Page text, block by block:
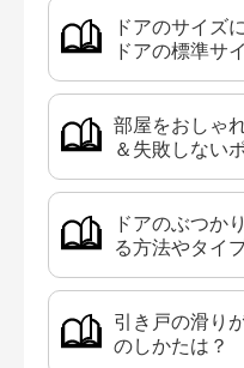
ドアのサイズ
ドアの標準サ
部屋をおしゃ
＆失敗しない
ドアのぶつか
る方法やタイ
引き戸の滑り
のしかたは？